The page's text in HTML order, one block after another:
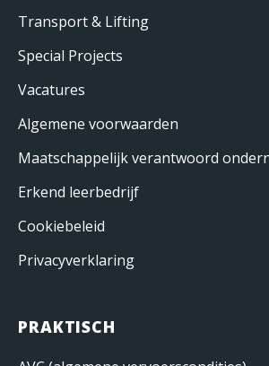
Transport & Lifting
Special Projects
Vacatures
Algemene voorwaarden
Maatschappelijk verantwoord
Erkend leerbedrijf
Cookiebeleid
Privacyverklaring
PRAKTISCH